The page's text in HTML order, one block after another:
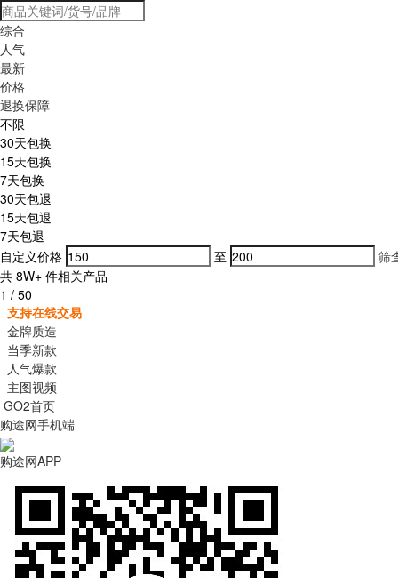
综合
人气
最新
价格
退换保障
不限
30天包换
15天包换
7天包换
30天包退
15天包退
7天包退
自定义价格
至
筛
共 8W+ 件相关产品
1 / 50
支持在线交易
金牌质造
当季新款
人气爆款
主图视频
GO2首页
购途网手机端
购途网APP